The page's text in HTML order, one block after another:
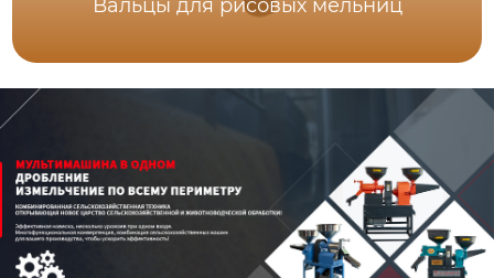
Вальцы для рисовых мельниц